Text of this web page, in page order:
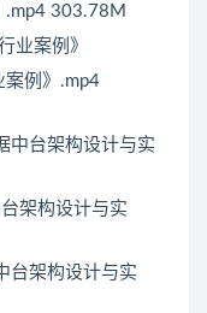
.mp4 303.78M
业案例》
案例》.mp4
中台架构设计与实
架构设计与实
台架构设计与实